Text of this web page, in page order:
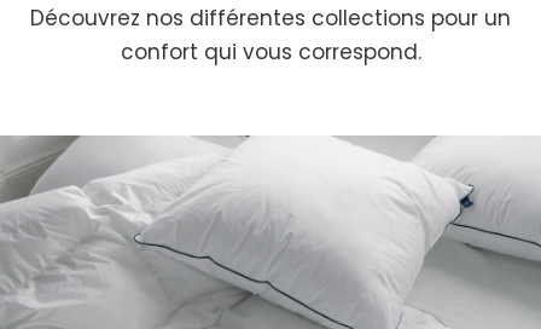
Découvrez nos différentes collections pour un
confort qui vous correspond.